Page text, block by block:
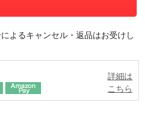
よるキャンセル・返品はお受けし
詳細は
こちら